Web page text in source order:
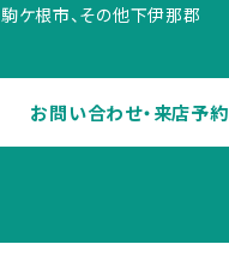
駒ケ根市、その他下伊那郡
お問い合わせ・来店予約